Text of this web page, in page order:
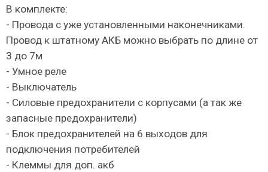
В комплекте:
- Провода с уже установленными наконечниками.
Провод к штатному АКБ можно выбрать по длине от
3 до 7м
- Умное реле
- Выключатель
- Силовые предохранители с корпусами (а так же
запасные предохранители)
- Блок предохранителей на 6 выходов для
подключения потребителей
- Клеммы для доп. акб